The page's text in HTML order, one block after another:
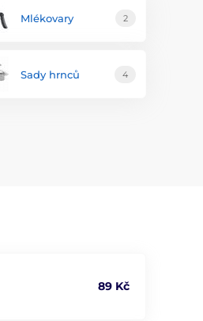
Mlékovary 2
Sady hrnců 4
89 Kč